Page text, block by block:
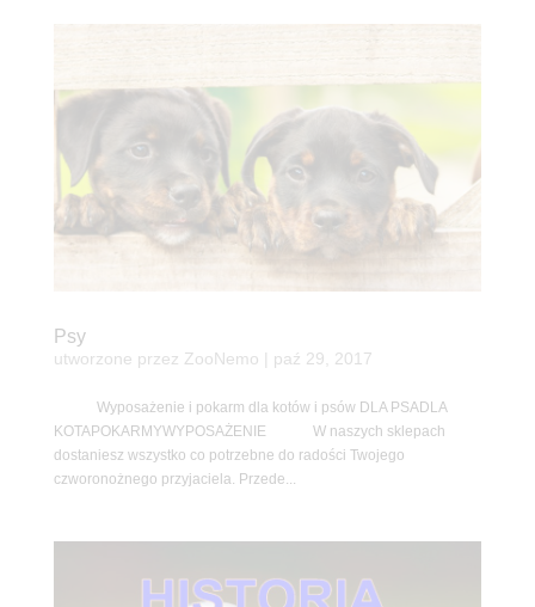
Psy
utworzone przez ZooNemo paź 29, 2017
Wyposażenie i pokarm dla kotów i psów DLA PSADLA
KOTAPOKARMYWYPOSAŻENIE W naszych sklepach
dostaniesz wszystko co potrzebne do radości Twojego
czworonożnego przyjaciela. Przede...